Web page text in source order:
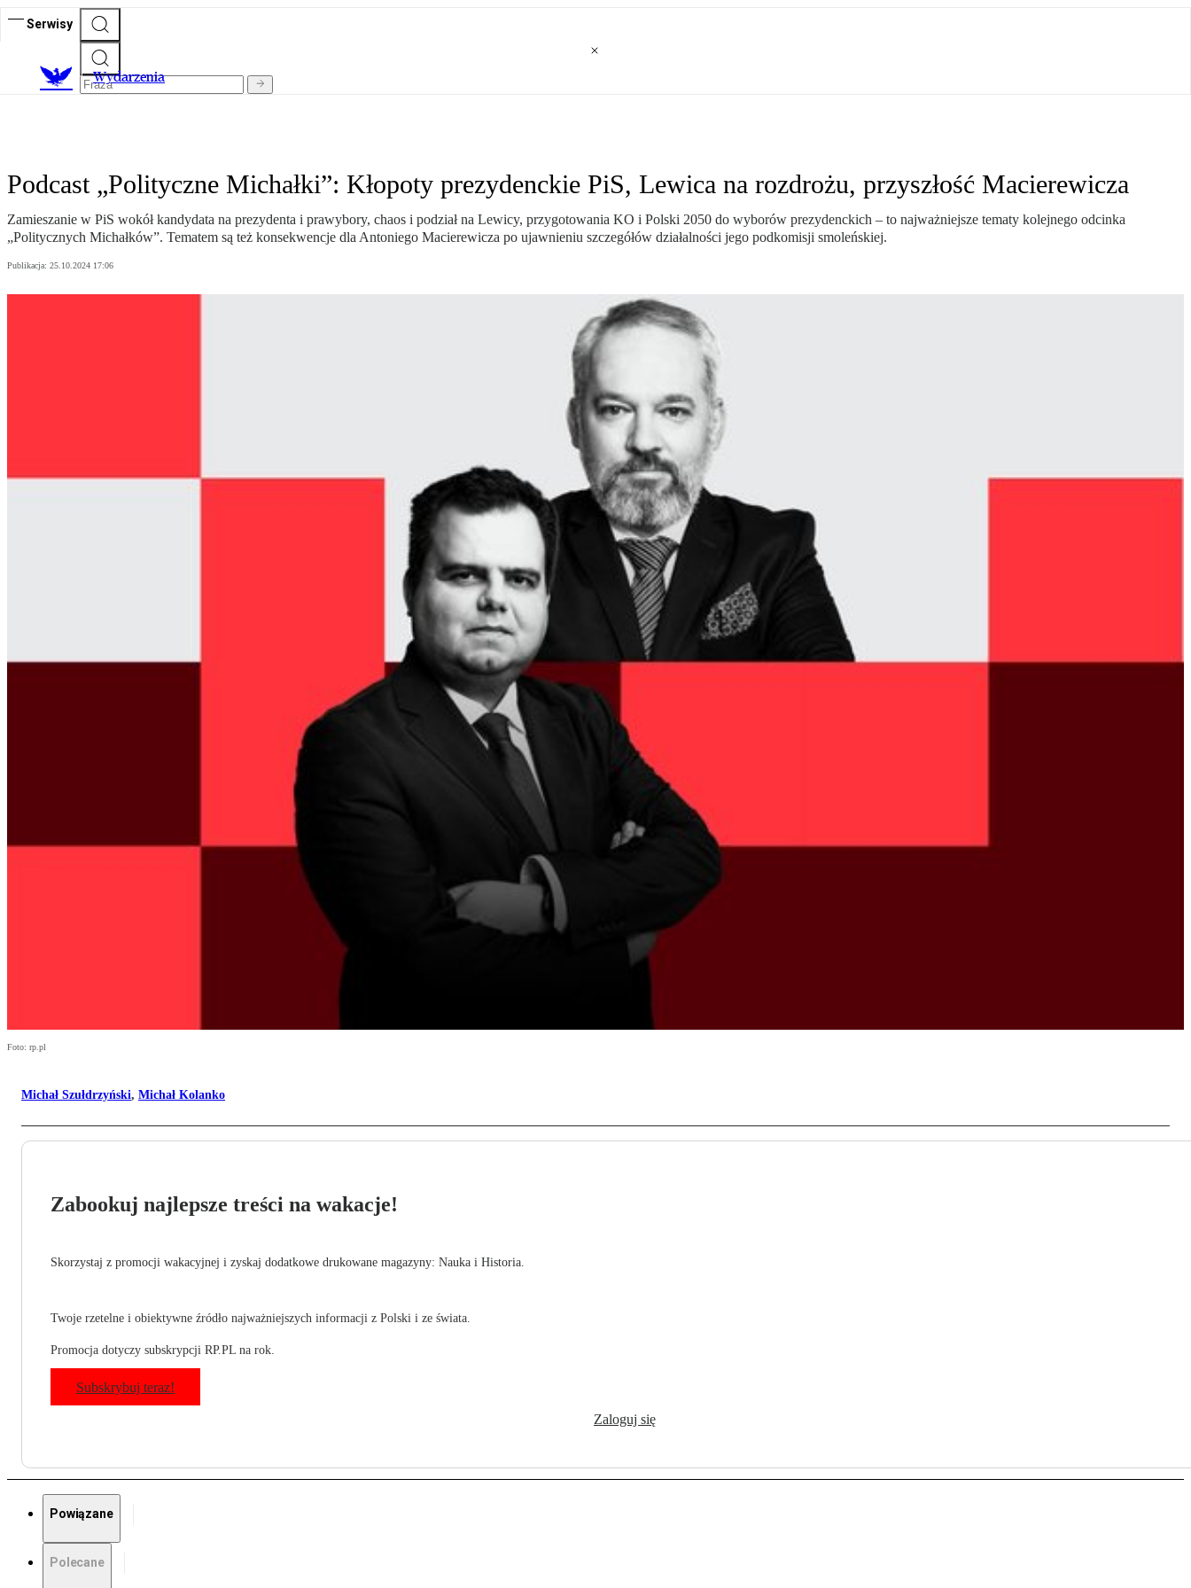
Serwisy
Wydarzenia
Podcast „Polityczne Michałki”: Kłopoty prezydenckie PiS, Lewica na rozdrożu, przyszłość Macierewicza
Zamieszanie w PiS wokół kandydata na prezydenta i prawybory, chaos i podział na Lewicy, przygotowania KO i Polski 2050 do wyborów prezydenckich – to najważniejsze tematy kolejnego odcinka
„Politycznych Michałków”. Tematem są też konsekwencje dla Antoniego Macierewicza po ujawnieniu szczegółów działalności jego podkomisji smoleńskiej.
Publikacja: 25.10.2024 17:06
Foto: rp.pl
Michał Szułdrzyński, Michał Kolanko
Zabookuj najlepsze treści na wakacje!
Skorzystaj z promocji wakacyjnej i zyskaj dodatkowe drukowane magazyny: Nauka i Historia.
Twoje rzetelne i obiektywne źródło najważniejszych informacji z Polski i ze świata.
Promocja dotyczy subskrypcji RP.PL na rok.
Subskrybuj teraz!
Zaloguj się
Powiązane
Polecane